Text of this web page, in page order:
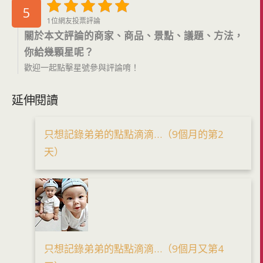
5 1位網友投票評論
關於本文評論的商家、商品、景點、議題、方法，
你給幾顆星呢？
歡迎一起點擊星號參與評論唷！
延伸閱讀
只想記錄弟弟的點點滴滴…（9個月的第2
天）
只想記錄弟弟的點點滴滴…（9個月又第4